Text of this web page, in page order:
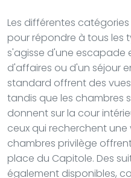
Les différentes
pour répondre à tous les
s'agisse d'une escapade
d'affaires ou d'un séjour
standard offrent des vues
tandis que les chambres
donnent sur la cour
ceux qui recherchent une
chambres privilège
place du Capitole. Des
également disponibles,